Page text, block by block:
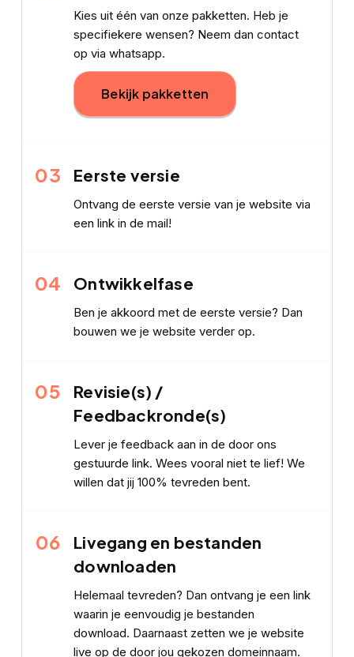
Kies uit één van onze pakketten. Heb je
specifiekere wensen? Neem dan contact
op via whatsapp.
Bekijk pakketten
03 Eerste versie
Ontvang de eerste versie van je website via
een link in de mail!
04 Ontwikkelfase
Ben je akkoord met de eerste versie? Dan
bouwen we je website verder op.
05
Revisie(s) /
Feedbackronde(s)
Lever je feedback aan in de door ons
gestuurde link. Wees vooral niet te lief! We
willen dat jij 100% tevreden bent.
06
Livegang en bestanden
downloaden
Helemaal tevreden? Dan ontvang je een link
waarin je eenvoudig je bestanden
download. Daarnaast zetten we je website
live op de door jou gekozen domeinnaam.